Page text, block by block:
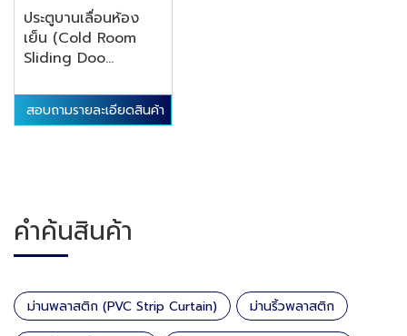
ประตูบานเลื่อนห้อง
เย็น (Cold Room
Sliding Doo...
สอบถามรายละเอียดสินค้า
คำค้นสินค้า
ม่านพลาสติก (PVC Strip Curtain) ม่านริ้วพลาสติก